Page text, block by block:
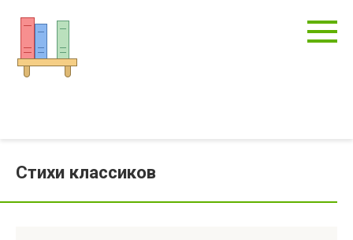
контенту
Стихи классиков